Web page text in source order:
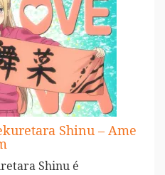
Shinu – Ame
Shinu é